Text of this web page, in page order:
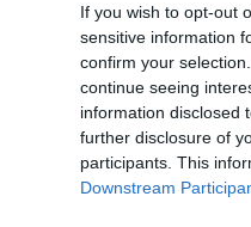
If you wish to opt-out
sensitive information
confirm your
continue seeing
information disclosed
further disclosure of
participants. This
Downstream